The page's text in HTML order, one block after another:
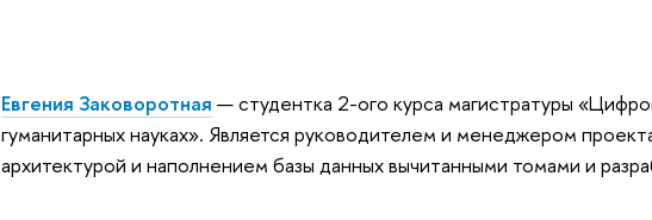
Евгения Заковоротная —студентка 2-ого курса магистратуры
гуманитарных науках». Является руководителем и менеджером
архитектурой и наполнением базы данных вычитанными томами и